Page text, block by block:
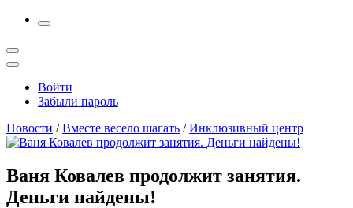
More
Открыть
поиск
Профиль
Войти
Забыли пароль
Новости /Вместе весело шагать /Инклюзивный центр
Ваня Ковалев продолжит занятия.
Деньги найдены!